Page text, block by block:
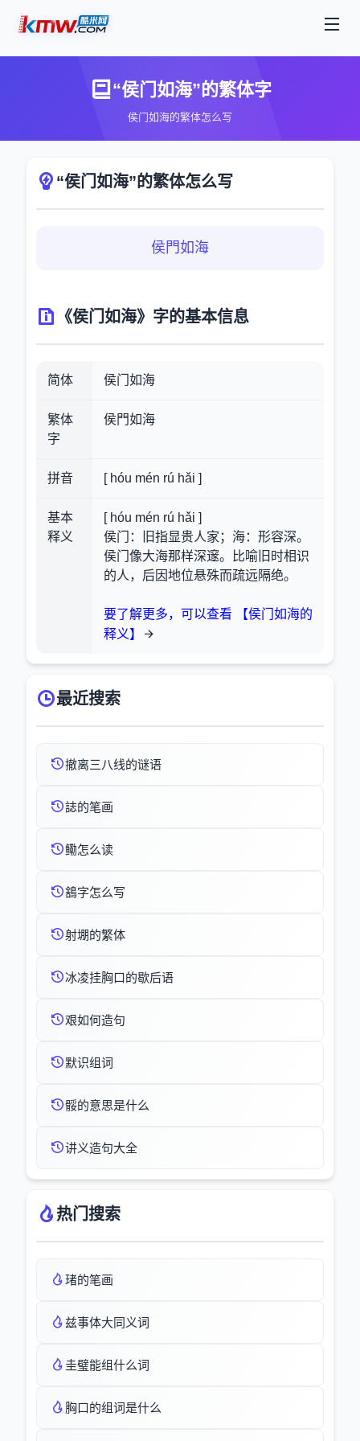
“侯门如海”的繁体字
侯门如海的繁体怎么写
“侯门如海”的繁体怎么写
侯門如海
《侯门如海》字的基本信息
简体 侯门如海
繁体
字
侯門如海
拼音 [ hóu mén rú hǎi ]
基本
释义
[ hóu mén rú hǎi ]
侯门：旧指显贵人家；海：形容深。
侯门像大海那样深邃。比喻旧时相识
的人，后因地位悬殊而疏远隔绝。
要了解更多，可以查看 【侯门如海的
释义】
最近搜索
撤离三八线的谜语
誌的笔画
鳓怎么读
鵨字怎么写
射堋的繁体
冰凌挂胸口的歇后语
艰如何造句
默识组词
骽的意思是什么
讲义造句大全
热门搜索
琽的笔画
兹事体大同义词
圭璧能组什么词
胸口的组词是什么